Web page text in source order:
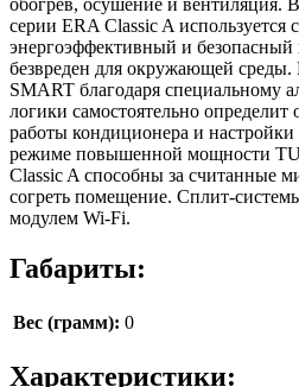
серии ERA Classic A используется
энергоэффективный и безопасный
безвреден для окружающей среды.
SMART благодаря специальному
логики самостоятельно
работы кондиционера и настройки
режиме повышенной мощности
Classic A способны за считанные
согреть помещение. Сплит-
модулем Wi-Fi.
Габариты:
Вес (грамм): 0
Характеристики: